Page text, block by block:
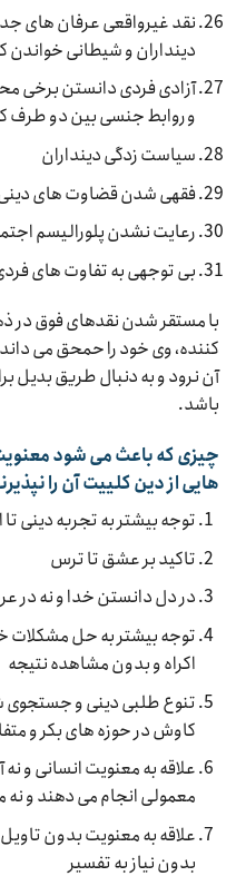
نقد غیرواقعی عرفان های
دینداران و شیطانی خواندن
آزادی فردی دانستن برخی
و روابط جنسی بین دو طرف
سیاست زدگی دینداران
فقهی شدن قضاوت های
رعایت نشدن پلورالیسم
بی توجهی به تفاوت های
با مستقر شدن نقدهای فوق در
کننده، وی خود را حمحق می داند
آن نرود و به دنبال طریق
باشد.
چیزی که باعث می شود
هایی از دین کلییت آن را
توجه بیشتر به تجربه دینی تا
تاکید بر عشق تا ترس
در دل دانستن خدا و نه در
توجه بیشتر به حل مشکلات
اکراه و بدون مشاهده نتیجه
تنوع طلبی دینی و جستجوی
کاوش در حوزه های بکر و
علاقه به معنویت انسانی و
معمولی انجام می دهند و نه
علاقه به معنویت بدون
بدون نیاز به تفسیر